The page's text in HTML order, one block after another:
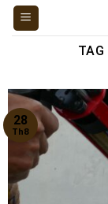
Skip
TAG
28
Th8